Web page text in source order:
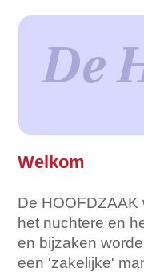
Welkom
De
het nuchtere en
en bijzaken
een 'zakelijke'